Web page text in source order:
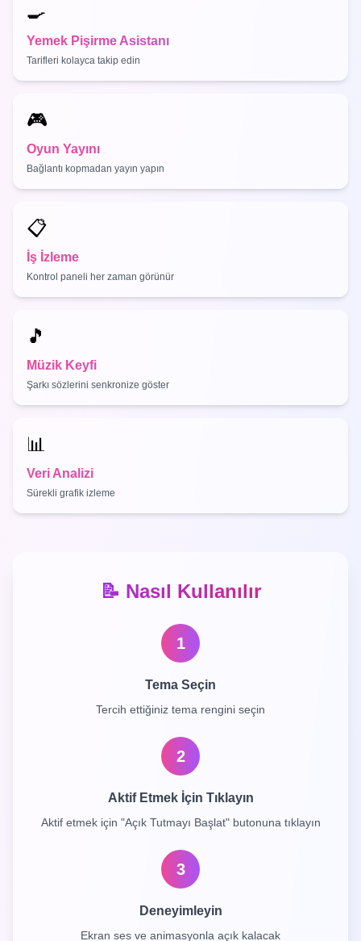
🍳
Yemek Pişirme Asistanı
Tarifleri kolayca takip edin
🎮
Oyun Yayını
Bağlantı kopmadan yayın yapın
📋
İş İzleme
Kontrol paneli her zaman görünür
🎵
Müzik Keyfi
Şarkı sözlerini senkronize göster
📊
Veri Analizi
Sürekli grafik izleme
📝 Nasıl Kullanılır
1
Tema Seçin
Tercih ettiğiniz tema rengini seçin
2
Aktif Etmek İçin Tıklayın
Aktif etmek için "Açık Tutmayı Başlat" butonuna tıklayın
3
Deneyimleyin
Ekran ses ve animasyonla açık kalacak